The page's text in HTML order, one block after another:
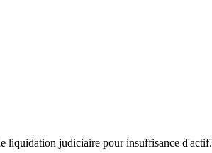
liquidation judiciaire pour insuffisance d'actif.